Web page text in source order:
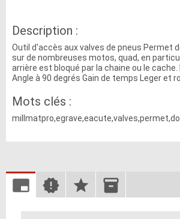
Description :
Outil d'accès aux valves de pneus Permet
sur de nombreuses motos, quad, en
arrière est bloqué par la chaine ou le
Angle à 90 degrés Gain de temps Leger et
Mots clés :